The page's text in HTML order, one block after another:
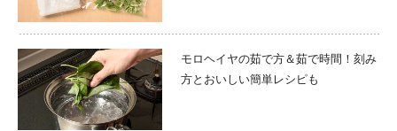
モロヘイヤの茹で方＆茹で時間！刻み
方とおいしい簡単レシピも